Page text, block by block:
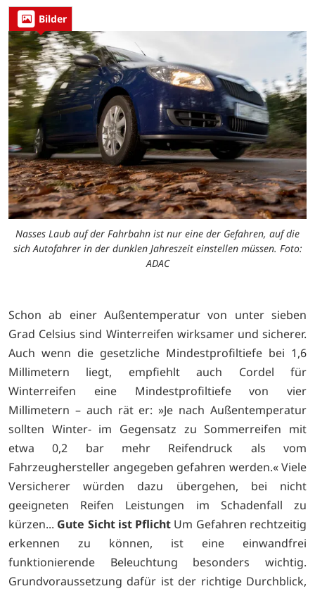
Bilder
Nasses Laub auf der Fahrbahn ist nur eine der Gefahren, auf die
sich Autofahrer in der dunklen Jahreszeit einstellen müssen. Foto:
ADAC
Schon ab einer Außentemperatur von unter sieben
Grad Celsius sind Winterreifen wirksamer und sicherer.
Auch wenn die gesetzliche Mindestprofiltiefe bei 1,6
Millimetern liegt, empfiehlt auch Cordel für
Winterreifen eine Mindestprofiltiefe von vier
Millimetern – auch rät er: »Je nach Außentemperatur
sollten Winter- im Gegensatz zu Sommerreifen mit
etwa 0,2 bar mehr Reifendruck als vom
Fahrzeughersteller angegeben gefahren werden.« Viele
Versicherer würden dazu übergehen, bei nicht
geeigneten Reifen Leistungen im Schadenfall zu
kürzen... Gute Sicht ist Pflicht Um Gefahren rechtzeitig
erkennen zu können, ist eine einwandfrei
funktionierende Beleuchtung besonders wichtig.
Grundvoraussetzung dafür ist der richtige Durchblick,